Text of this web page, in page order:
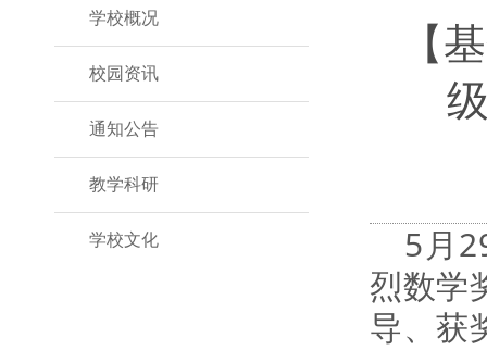
学校概况
校园资讯
通知公告
教学科研
学校文化
【
5月
烈数学
导、获